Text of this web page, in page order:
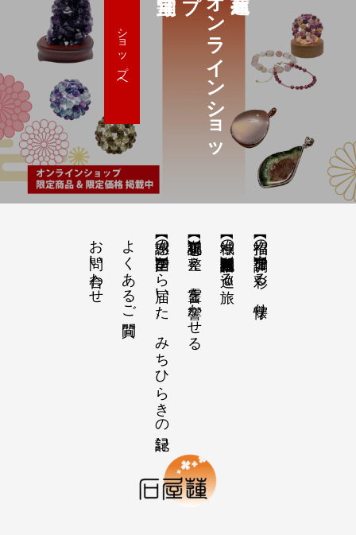
オ
ン
ラ
イ
ン
シ
ョ
ッ
ショップへ
【招福の調律】日々を彩る、懐守り
【神域の系譜】神社仏閣・自然を巡る旅
【祝詞集】心を整え、言霊を響かせる
【感謝の声】全国から届いた、みちひらきの記録
よくあるご質問
お問い合わせ